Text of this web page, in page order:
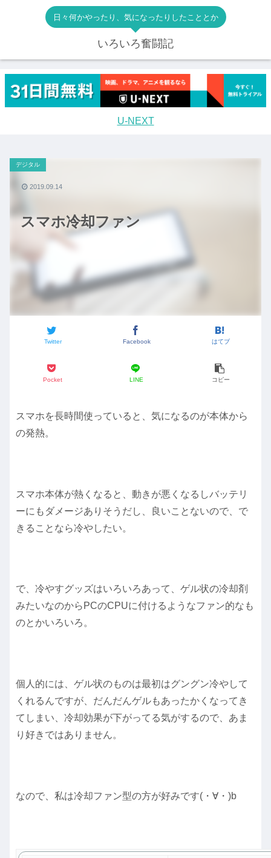
日々何かやったり、気になったりしたこととか
いろいろ奮闘記
U-NEXT
スマホ冷却ファン
デジタル
Twitter Facebook はてブ
Pocket LINE コピー
2019.09.14
スマホを長時間使っていると、気になるのが本体から
の発熱。
スマホ本体が熱くなると、動きが悪くなるしバッテリ
ーにもダメージありそうだし、良いことないので、で
きることなら冷やしたい。
で、冷やすグッズはいろいろあって、ゲル状の冷却剤
みたいなのからPCのCPUに付けるようなファン的なも
のとかいろいろ。
個人的には、ゲル状のものは最初はグングン冷やして
くれるんですが、だんだんゲルもあったかくなってき
てしまい、冷却効果が下がってる気がするので、あま
り好きではありません。
なので、私は冷却ファン型の方が好みです(・∀・)b